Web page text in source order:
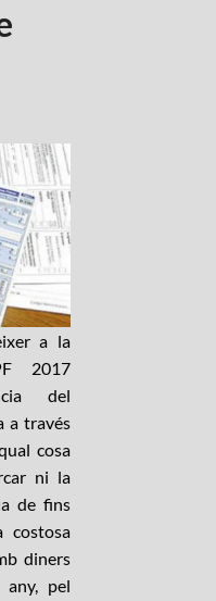
a la
2017
del
a través
cosa
ni la
de fins
costosa
diners
any, pel